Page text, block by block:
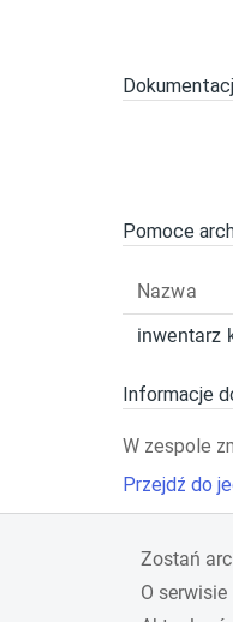
Pomoce
Nazwa
inwentarz
Informacje
W zespole
Przejdź do
Zostań
O serwisie